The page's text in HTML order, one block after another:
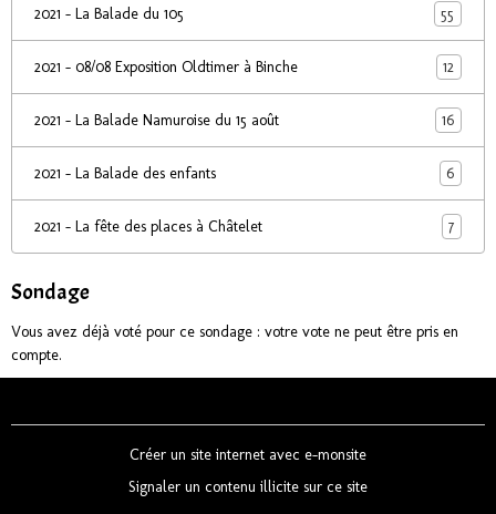
2021 - La Balade du 105 55
2021 - 08/08 Exposition Oldtimer à Binche 12
2021 - La Balade Namuroise du 15 août 16
2021 - La Balade des enfants 6
2021 - La fête des places à Châtelet 7
Sondage
Vous avez déjà voté pour ce sondage : votre vote ne peut être pris en
compte.
Créer un site internet avec e-monsite
Signaler un contenu illicite sur ce site